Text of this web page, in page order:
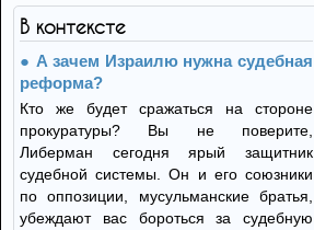
В контексте
А зачем Израилю нужна судебная
реформа?
Кто же будет сражаться на стороне
прокуратуры? Вы не поверите,
Либерман сегодня ярый защитник
судебной системы. Он и его союзники
по оппозиции, мусульманские братья,
убеждают вас бороться за судебную